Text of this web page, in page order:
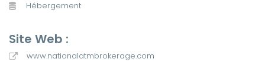
Hébergement
Site Web :
www.nationalatmbrokerage.com